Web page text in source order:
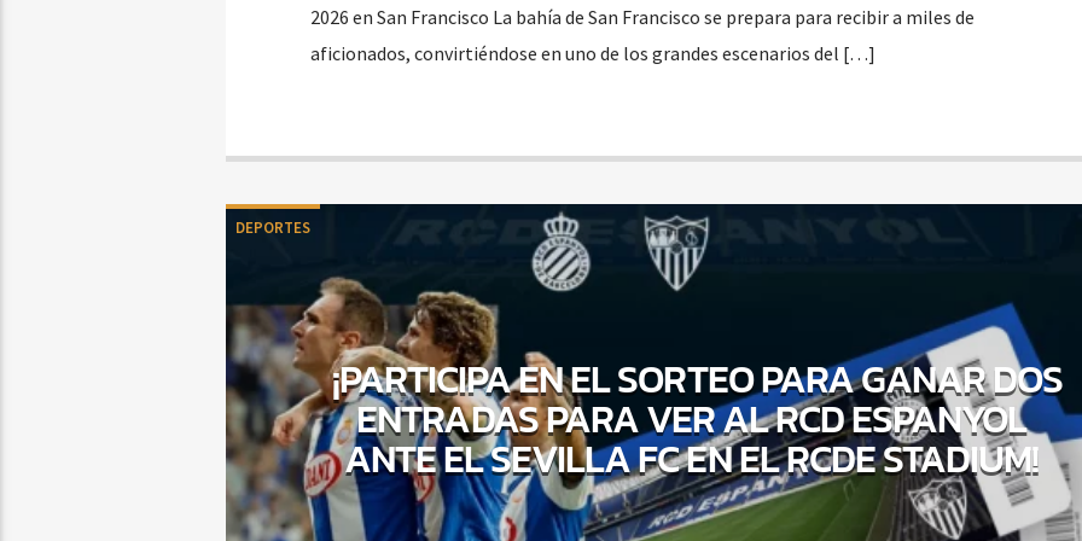
2026 en San Francisco La bahía de San Francisco se prepara para recibir a miles de
aficionados, convirtiéndose en uno de los grandes escenarios del […]
DEPORTES
¡PARTICIPA EN EL SORTEO PARA GANAR DOS
ENTRADAS PARA VER AL RCD ESPANYOL
ANTE EL SEVILLA FC EN EL RCDE STADIUM!